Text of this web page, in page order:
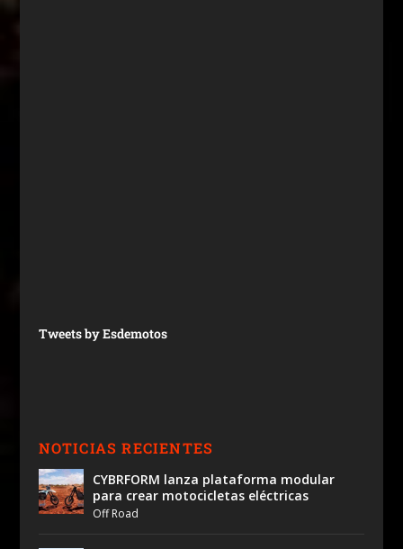
Tweets by Esdemotos
NOTICIAS RECIENTES
CYBRFORM lanza plataforma modular
para crear motocicletas eléctricas
Off Road